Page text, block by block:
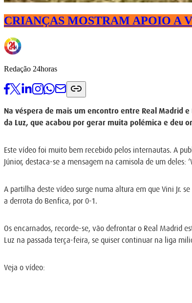
CRIANÇAS MOSTRAM APOIO A
Redação 24horas
Na véspera de mais um encontro entre Real Madrid
da Luz, que acabou por gerar muita polémica e deu
Este vídeo foi muito bem recebido pelos internautas. A
Júnior, destaca-se a mensagem na camisola de um deles:
A partilha deste vídeo surge numa altura em que Vini Jr.
a derrota do Benfica, por 0-1.
Os encarnados, recorde-se, vão defrontar o Real Madrid
Luz na passada terça-feira, se quiser continuar na liga
Veja o vídeo: